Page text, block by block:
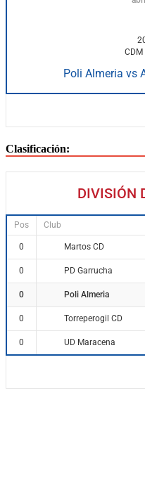
Poli Almeria vs
Clasificación:
DIVISIÓN
Pos Club
0 Martos CD
0 PD Garrucha
0 Poli Almeria
0 Torreperogil CD
0 UD Maracena